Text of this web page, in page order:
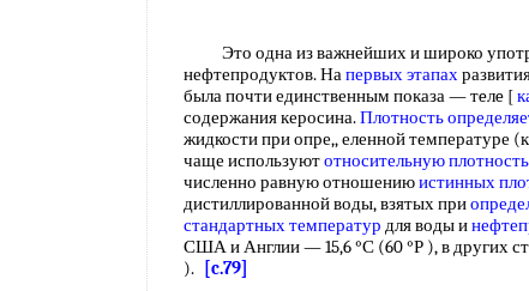
Это одна из важнейших и широко
нефтепродуктов. Напервых этапах
была почти единственным показа — тeлe [
содержания керосина.Плотность
жидкости при опре,, еленной температуре
чаще используютотносительную плотность
численно равную отношениюистинных
дистиллированной воды, взятых при
стандартных температур для воды и
США и Англии — 15,6 °С (60 °Р ), в других
).
[c.79]